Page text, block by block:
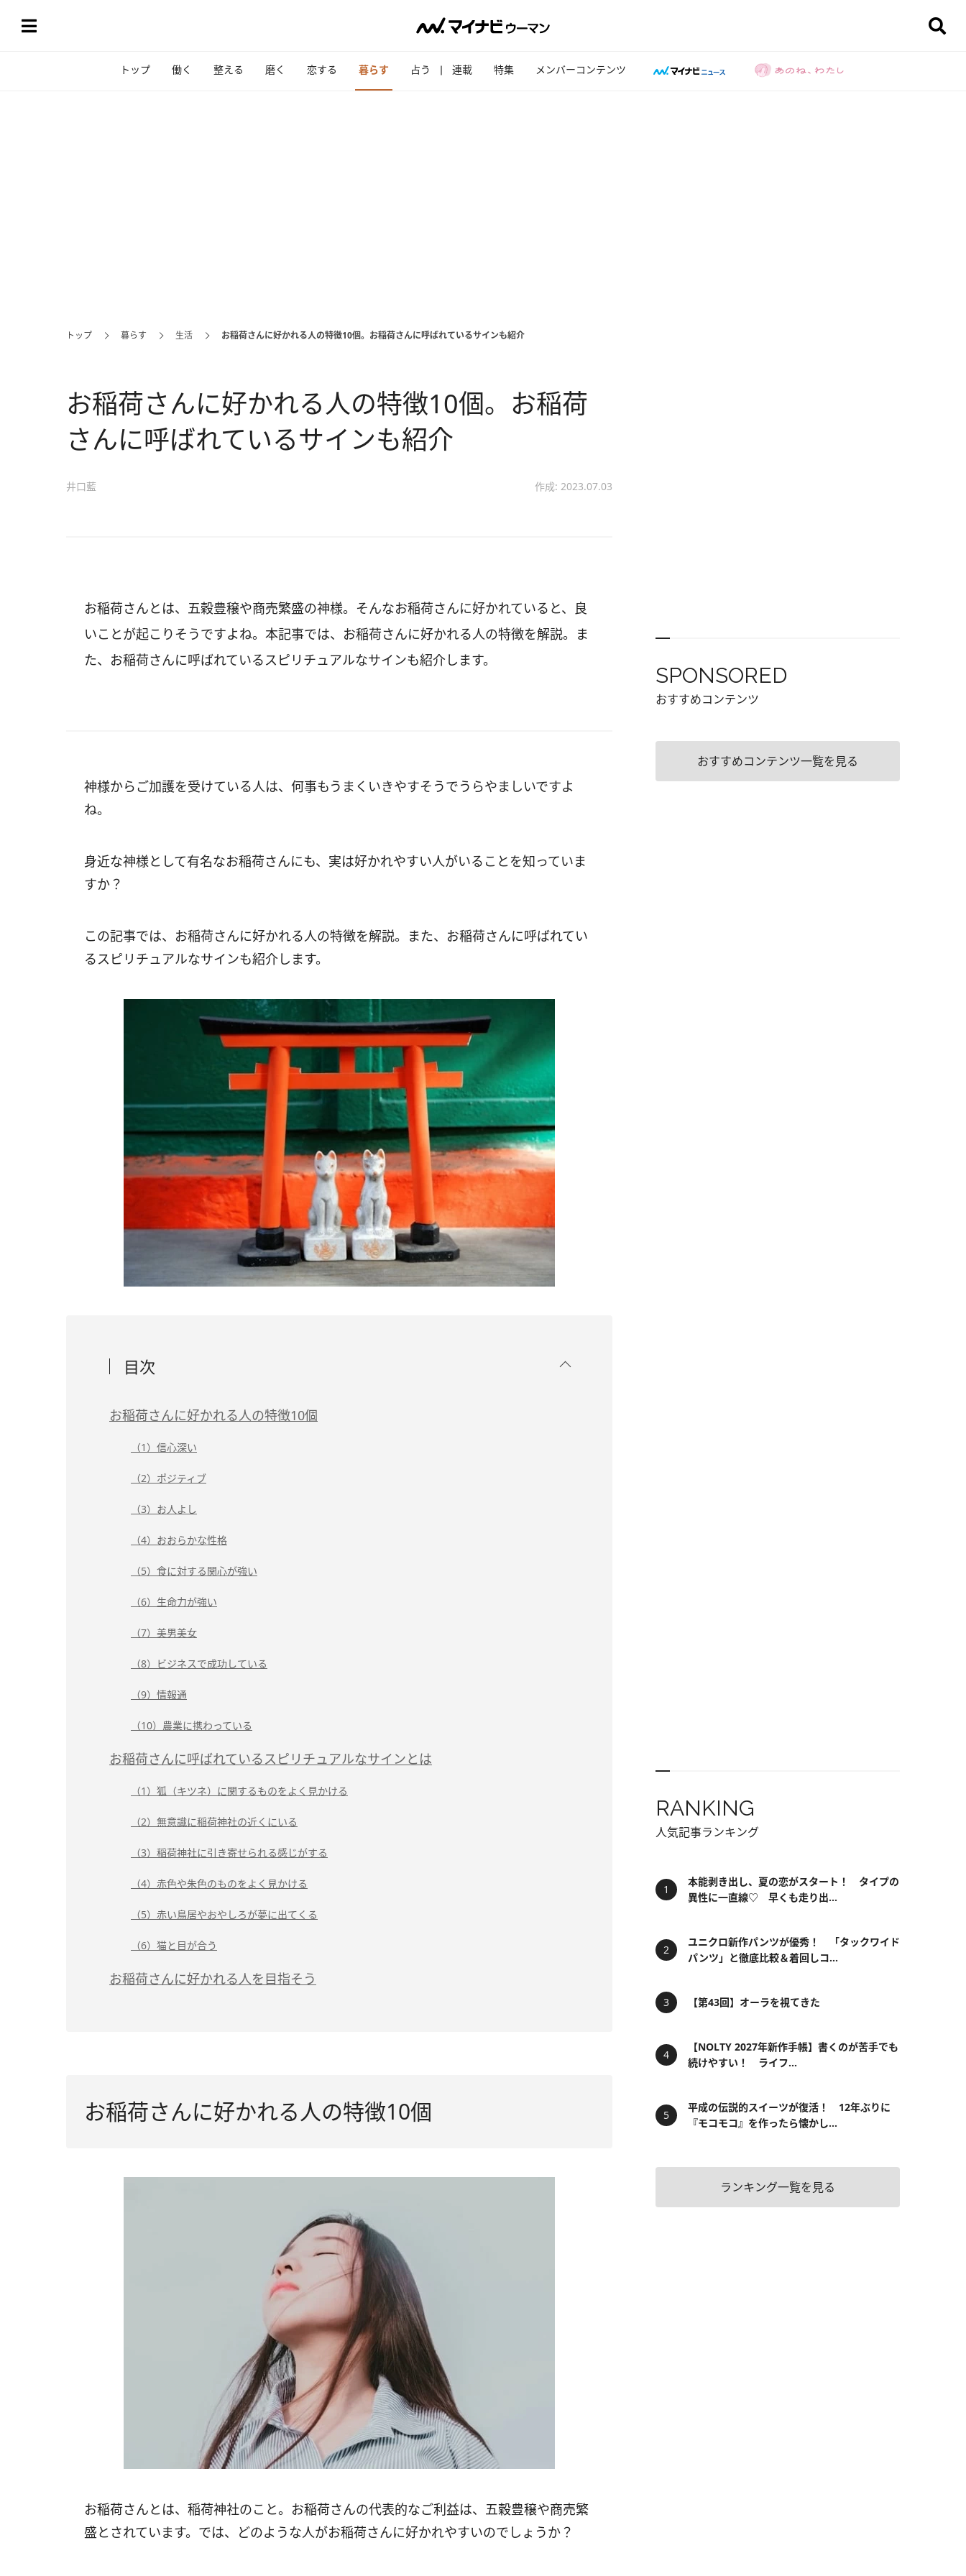
トップ 働く 整える 磨く 恋する 暮らす 占う 連載 特集 メンバーコンテンツ
トップ 暮らす 生活 お稲荷さんに好かれる人の特徴10個。お稲荷さんに呼ばれているサインも紹介
お稲荷さんに好かれる人の特徴10個。お稲荷
さんに呼ばれているサインも紹介
井口藍 作成: 2023.07.03
お稲荷さんとは、五穀豊穣や商売繁盛の神様。そんなお稲荷さんに好かれていると、良
いことが起こりそうですよね。本記事では、お稲荷さんに好かれる人の特徴を解説。ま
た、お稲荷さんに呼ばれているスピリチュアルなサインも紹介します。
神様からご加護を受けている人は、何事もうまくいきやすそうでうらやましいですよ
ね。
身近な神様として有名なお稲荷さんにも、実は好かれやすい人がいることを知っていま
すか？
この記事では、お稲荷さんに好かれる人の特徴を解説。また、お稲荷さんに呼ばれてい
るスピリチュアルなサインも紹介します。
目次
お稲荷さんに好かれる人の特徴10個
（1）信心深い
（2）ポジティブ
（3）お人よし
（4）おおらかな性格
（5）食に対する関心が強い
（6）生命力が強い
（7）美男美女
（8）ビジネスで成功している
（9）情報通
（10）農業に携わっている
お稲荷さんに呼ばれているスピリチュアルなサインとは
（1）狐（キツネ）に関するものをよく見かける
（2）無意識に稲荷神社の近くにいる
（3）稲荷神社に引き寄せられる感じがする
（4）赤色や朱色のものをよく見かける
（5）赤い鳥居やおやしろが夢に出てくる
（6）猫と目が合う
お稲荷さんに好かれる人を目指そう
お稲荷さんに好かれる人の特徴10個
お稲荷さんとは、稲荷神社のこと。お稲荷さんの代表的なご利益は、五穀豊穣や商売繁
盛とされています。では、どのような人がお稲荷さんに好かれやすいのでしょうか？
SPONSORED
おすすめコンテンツ
おすすめコンテンツ一覧を見る
RANKING
人気記事ランキング
本能剥き出し、夏の恋がスタート！ タイプの
異性に一直線♡ 早くも走り出...
ユニクロ新作パンツが優秀！ 「タックワイド
パンツ」と徹底比較＆着回しコ...
【第43回】オーラを視てきた
【NOLTY 2027年新作手帳】書くのが苦手でも
続けやすい！ ライフ...
平成の伝説的スイーツが復活！ 12年ぶりに
『モコモコ』を作ったら懐かし...
ランキング一覧を見る